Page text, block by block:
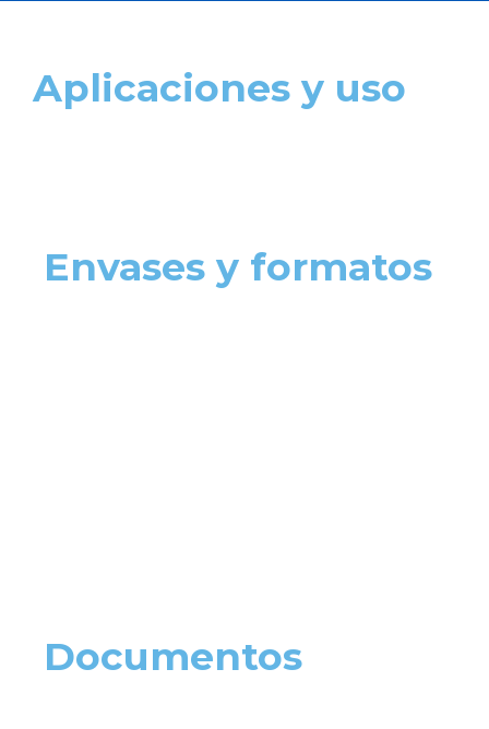
Aplicaciones y uso
Envases y formatos
Documentos